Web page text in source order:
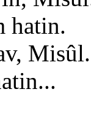
hatin.
Misûl.